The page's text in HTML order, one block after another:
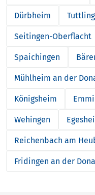
Dürbheim
Seitingen-Oberflacht
Spaichingen
Mühlheim an der
Königsheim
Wehingen
Reichenbach am
Fridingen an der